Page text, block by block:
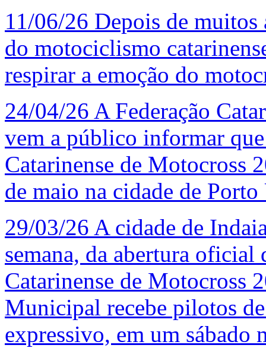
11/06/26 Depois de
do motociclismo
respirar a emoção do
24/04/26 A Federação
vem a público informar
Catarinense de Motocross
de maio na cidade de
29/03/26 A cidade de
semana, da abertura
Catarinense de Motocross
Municipal recebe pilotos
expressivo, em um sábado